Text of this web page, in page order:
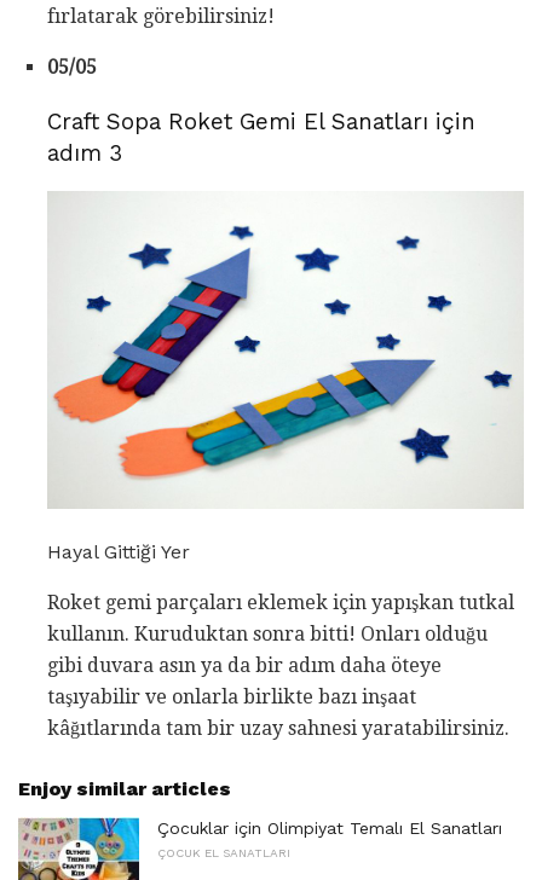
fırlatarak görebilirsiniz!
05/05
Craft Sopa Roket Gemi El Sanatları için
adım 3
Hayal Gittiği Yer
Roket gemi parçaları eklemek için yapışkan tutkal
kullanın. Kuruduktan sonra bitti! Onları olduğu
gibi duvara asın ya da bir adım daha öteye
taşıyabilir ve onlarla birlikte bazı inşaat
kâğıtlarında tam bir uzay sahnesi yaratabilirsiniz.
Enjoy similar articles
Çocuklar için Olimpiyat Temalı El Sanatları
ÇOCUK EL SANATLARI